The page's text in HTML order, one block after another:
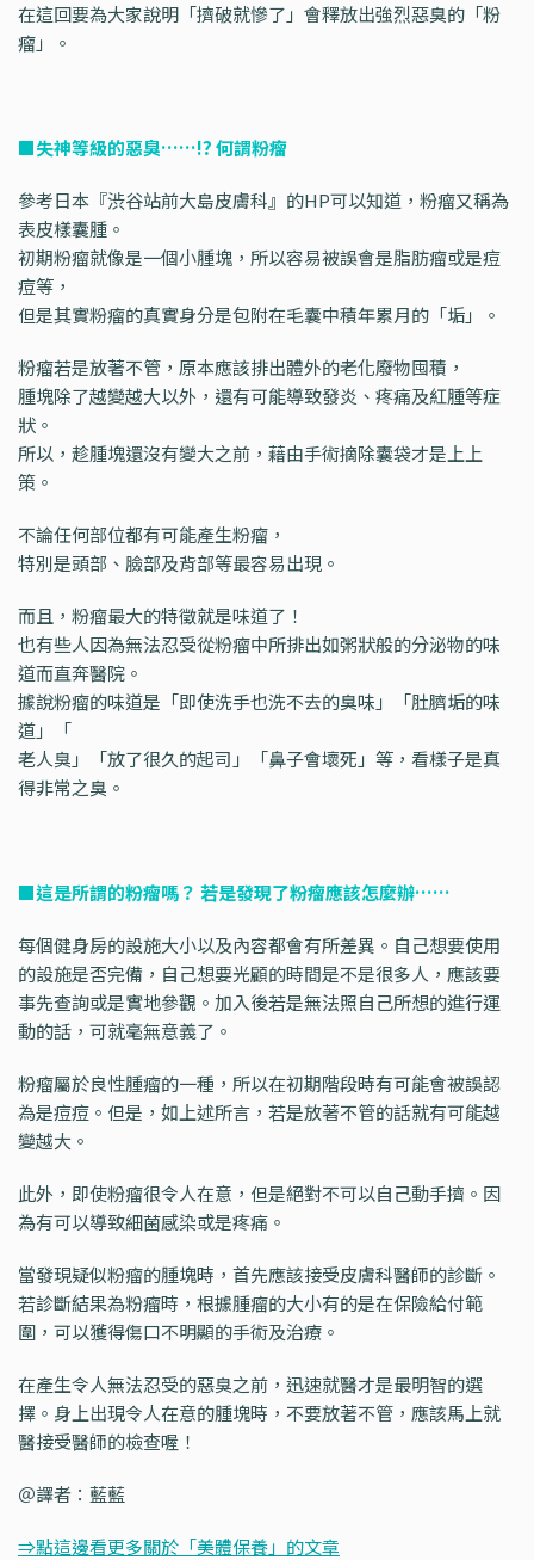
在這回要為大家說明「擠破就慘了」會釋放出強烈惡臭的「粉
瘤」。
■失神等級的惡臭……!? 何謂粉瘤
參考日本『渋谷站前大島皮膚科』的HP可以知道，粉瘤又稱為
表皮樣囊腫。
初期粉瘤就像是一個小腫塊，所以容易被誤會是脂肪瘤或是痘
痘等，
但是其實粉瘤的真實身分是包附在毛囊中積年累月的「垢」。
粉瘤若是放著不管，原本應該排出體外的老化廢物囤積，
腫塊除了越變越大以外，還有可能導致發炎、疼痛及紅腫等症
狀。
所以，趁腫塊還沒有變大之前，藉由手術摘除囊袋才是上上
策。
不論任何部位都有可能產生粉瘤，
特別是頭部、臉部及背部等最容易出現。
而且，粉瘤最大的特徵就是味道了！
也有些人因為無法忍受從粉瘤中所排出如粥狀般的分泌物的味
道而直奔醫院。
據說粉瘤的味道是「即使洗手也洗不去的臭味」「肚臍垢的味
道」「
老人臭」「放了很久的起司」「鼻子會壞死」等，看樣子是真
得非常之臭。
■這是所謂的粉瘤嗎？ 若是發現了粉瘤應該怎麼辦……
每個健身房的設施大小以及內容都會有所差異。自己想要使用
的設施是否完備，自己想要光顧的時間是不是很多人，應該要
事先查詢或是實地參觀。加入後若是無法照自己所想的進行運
動的話，可就毫無意義了。
粉瘤屬於良性腫瘤的一種，所以在初期階段時有可能會被誤認
為是痘痘。但是，如上述所言，若是放著不管的話就有可能越
變越大。
此外，即使粉瘤很令人在意，但是絕對不可以自己動手擠。因
為有可以導致細菌感染或是疼痛。
當發現疑似粉瘤的腫塊時，首先應該接受皮膚科醫師的診斷。
若診斷結果為粉瘤時，根據腫瘤的大小有的是在保險給付範
圍，可以獲得傷口不明顯的手術及治療。
在產生令人無法忍受的惡臭之前，迅速就醫才是最明智的選
擇。身上出現令人在意的腫塊時，不要放著不管，應該馬上就
醫接受醫師的檢查喔！
＠譯者：藍藍
⇒點這邊看更多關於「美體保養」的文章